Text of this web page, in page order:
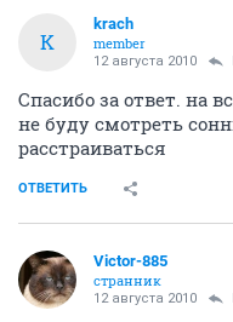
K
krach
member
12 августа 2010
Спасибо за ответ. на
не буду смотреть
расстраиваться
ОТВЕТИТЬ
Victor-885
странник
12 августа 2010